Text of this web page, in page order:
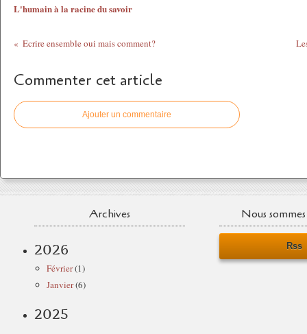
L'humain à la racine du savoir
Ecrire ensemble oui mais comment?
Commenter cet article
Ajouter un commentaire
Archives
2026
Février(1)
Janvier(6)
2025
Nous
Rss